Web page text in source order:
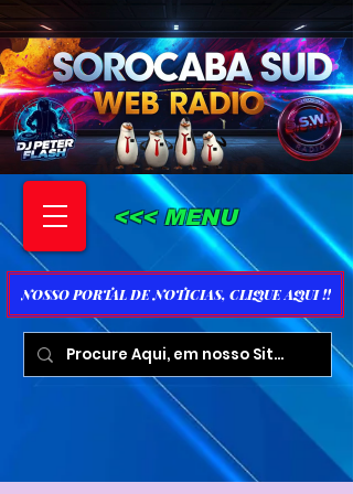
<<< MENU
NOSSO PORTAL DE NOTICIAS, CLIQUE AQUI !!